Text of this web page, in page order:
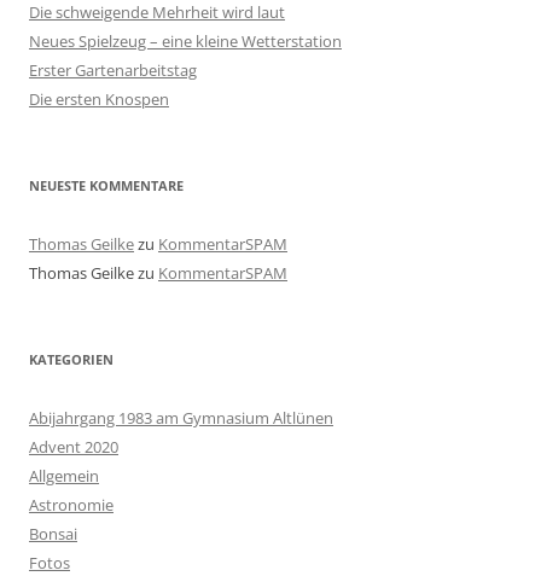
Die schweigende Mehrheit wird laut
Neues Spielzeug – eine kleine Wetterstation
Erster Gartenarbeitstag
Die ersten Knospen
NEUESTE KOMMENTARE
Thomas Geilkezu KommentarSPAM
Thomas Geilkezu KommentarSPAM
KATEGORIEN
Abijahrgang 1983 am Gymnasium Altlünen
Advent 2020
Allgemein
Astronomie
Bonsai
Fotos